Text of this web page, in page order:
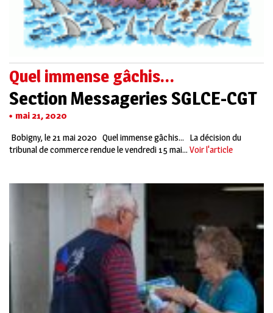
Quel immense gâchis…
Section Messageries SGLCE-CGT
mai 21, 2020
Bobigny, le 21 mai 2020 Quel immense gâchis… La décision du
tribunal de commerce rendue le vendredi 15 mai... Voir l'article